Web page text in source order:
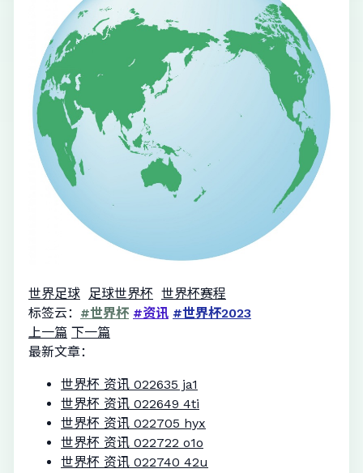
世界足球 足球世界杯 世界杯赛程
标签云： #世界杯 #资讯 #世界杯2023
上一篇 下一篇
最新文章：
世界杯 资讯 022635 ja1
世界杯 资讯 022649 4ti
世界杯 资讯 022705 hyx
世界杯 资讯 022722 o1o
世界杯 资讯 022740 42u